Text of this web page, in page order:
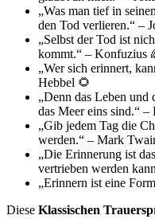
„Was man tief in
den Tod verlieren.“ –
„Selbst der Tod ist
kommt.“ – Konfuzius
„Wer sich erinnert,
Hebbel 🌻
„Denn das Leben und
das Meer eins sind.“
„Gib jedem Tag die
werden.“ – Mark
„Die Erinnerung ist
vertrieben werden
„Erinnern ist eine
Diese Klassischen